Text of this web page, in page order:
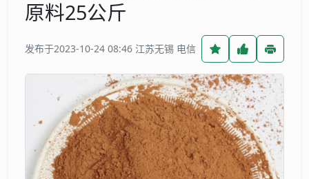
原料25公斤
发布于2023-10-24 08:46 江苏无锡 电信